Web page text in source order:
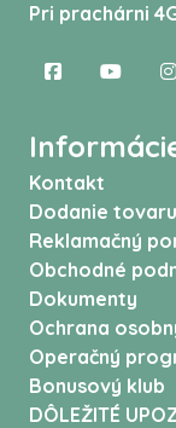
Pri prachárni
Kontakt
Dodanie tovaru
Reklamačný
Obchodné
Dokumenty
Ochrana
Operačný
Bonusový klub
DÔLEŽITÉ